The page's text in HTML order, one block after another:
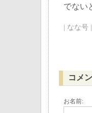
でない
| なな
コメ
お名前: